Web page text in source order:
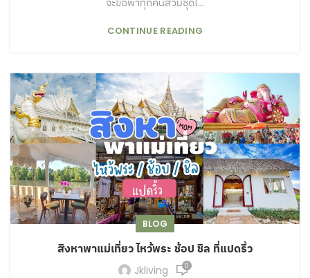
CONTINUE READING
BLOG
สิงหาพาแม่เที่ยว ไหว้พระ ช้อป ชิล ที่แปดริ้ว
Jkliving 0